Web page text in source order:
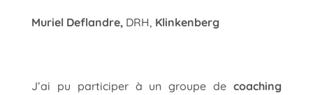
Muriel Deflandre,DRH, Klinkenberg
J’ai pu participer à un groupe decoaching